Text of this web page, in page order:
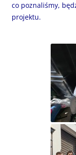
co poznaliśmy,
projektu.